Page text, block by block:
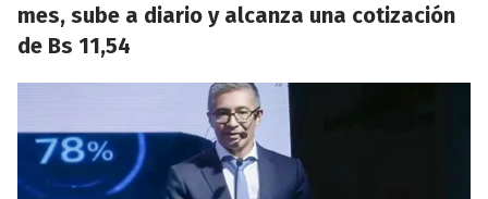
mes, sube a diario y alcanza una cotización
de Bs 11,54